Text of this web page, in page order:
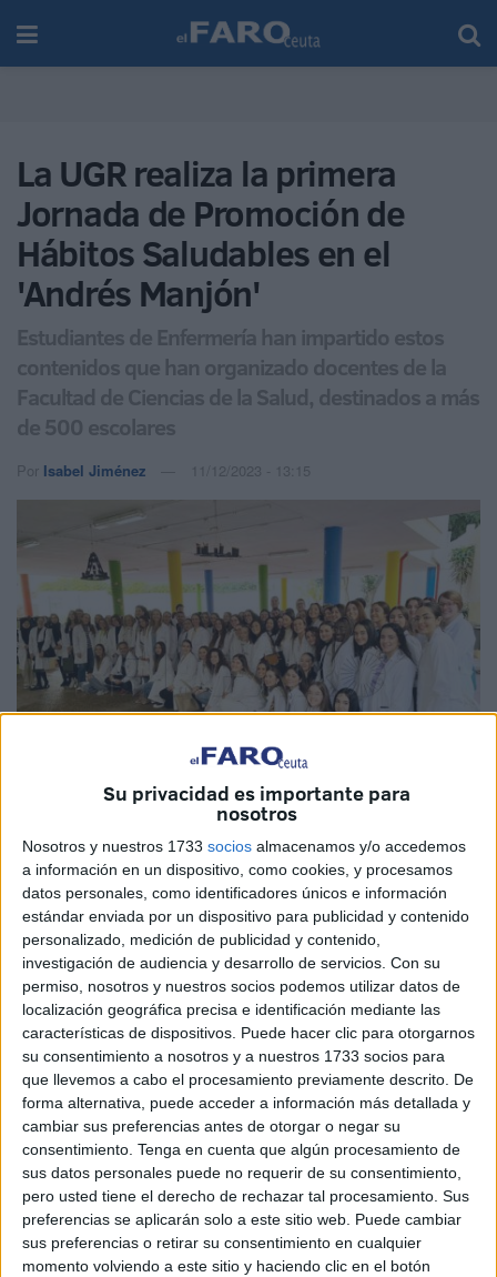
Su privacidad es importante para
nosotros
Nosotros y nuestros 1733 socios almacenamos y/o accedemos
a información en un dispositivo, como cookies, y procesamos
datos personales, como identificadores únicos e información
estándar enviada por un dispositivo para publicidad y contenido
personalizado, medición de publicidad y contenido,
investigación de audiencia y desarrollo de servicios. Con su
permiso, nosotros y nuestros socios podemos utilizar datos de
localización geográfica precisa e identificación mediante las
características de dispositivos. Puede hacer clic para otorgarnos
su consentimiento a nosotros y a nuestros 1733 socios para
que llevemos a cabo el procesamiento previamente descrito. De
forma alternativa, puede acceder a información más detallada y
cambiar sus preferencias antes de otorgar o negar su
consentimiento. Tenga en cuenta que algún procesamiento de
sus datos personales puede no requerir de su consentimiento,
pero usted tiene el derecho de rechazar tal procesamiento. Sus
preferencias se aplicarán solo a este sitio web. Puede cambiar
sus preferencias o retirar su consentimiento en cualquier
momento volviendo a este sitio y haciendo clic en el botón
La UGR realiza la primera
Jornada de Promoción de
Hábitos Saludables en el
'Andrés Manjón'
Estudiantes de Enfermería han impartido estos
contenidos que han organizado docentes de la
Facultad de Ciencias de la Salud, destinados a más
de 500 escolares
Por Isabel Jiménez 11/12/2023 - 13:15
Imagen cedida
Estudiantes de 2º del Grado de Enfermería de la
asignatura sobre Infancia y Adolescencia, de la Facultad
Ciencias de la Salud de Ceuta, de la Universidad de
Granada (UGR), han impartido la primera Jornada sobre
Promoción deHábitos Saludablesen el colegio público
Andrés Manjón.
La iniciativa ha sido organizada por los docentesLuciano
Rodríguez Díaz, Bibiana Pérez, Juana María Vázquez y
Francisco Javier Fernández, docentes de la Facultad de
Ceuta.